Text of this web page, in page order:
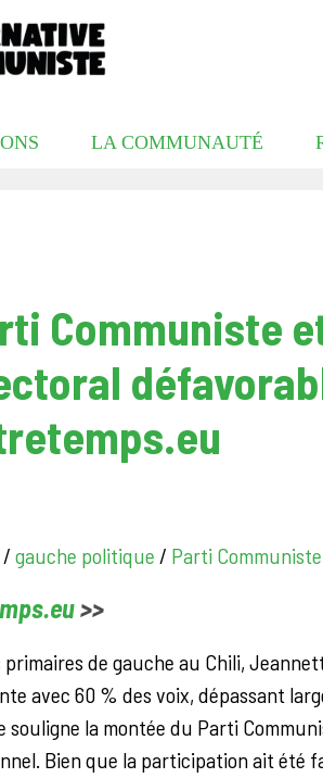
LA COMMUNAUTÉ
Communiste
/ gauche politique / Parti
>>
primaires de gauche au Chili,
avec 60 % des voix, dépassant
la montée du Parti
Bien que la participation ait été